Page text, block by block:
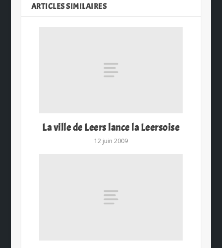
ARTICLES SIMILAIRES
La ville de Leers lance la Leersoise
12 juin 2009